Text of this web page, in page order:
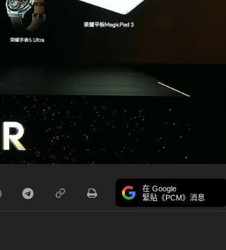
在 Google
緊貼《PCM》消息